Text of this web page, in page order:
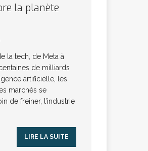
la planète
la tech, de Meta à
de milliards
artificielle, les
marchés se
de freiner, l’industrie
LIRE LA SUITE